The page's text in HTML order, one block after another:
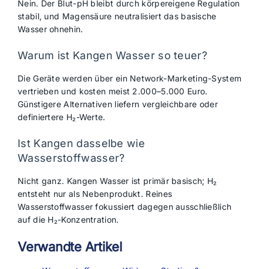
Nein. Der Blut-pH bleibt durch körpereigene Regulation
stabil, und Magensäure neutralisiert das basische
Wasser ohnehin.
Warum ist Kangen Wasser so teuer?
Die Geräte werden über ein Network-Marketing-System
vertrieben und kosten meist 2.000–5.000 Euro.
Günstigere Alternativen liefern vergleichbare oder
definiertere H₂-Werte.
Ist Kangen dasselbe wie
Wasserstoffwasser?
Nicht ganz. Kangen Wasser ist primär basisch; H₂
entsteht nur als Nebenprodukt. Reines
Wasserstoffwasser fokussiert dagegen ausschließlich
auf die H₂-Konzentration.
Verwandte Artikel